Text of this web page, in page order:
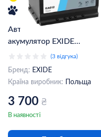
Автомобільний
акумулятор EXIDE
Premium 6СТ-61Ah АзЕ
(EA612)
(3 відгука)
Бренд: EXIDE
Країна виробник:
Польща
3 700 ₴
В наявності